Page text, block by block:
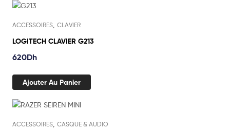
ACCESSOIRES, CLAVIER
LOGITECH CLAVIER G213
620Dh
Ajouter Au Panier
ACCESSOIRES CASQUE & AUDIO